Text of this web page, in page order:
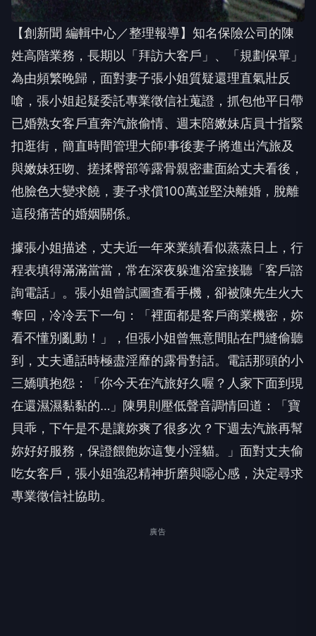
【創新聞 編輯中心／整理報導】知名保險公司的陳
姓高階業務，長期以「拜訪大客戶」、「規劃保單」
為由頻繁晚歸，面對妻子張小姐質疑還理直氣壯反
嗆，張小姐起疑委託專業徵信社蒐證，抓包他平日帶
已婚熟女客戶直奔汽旅偷情、週末陪嫩妹店員十指緊
扣逛街，簡直時間管理大師!事後妻子將進出汽旅及
與嫩妹狂吻、搓揉臀部等露骨親密畫面給丈夫看後，
他臉色大變求饒，妻子求償100萬並堅決離婚，脫離
這段痛苦的婚姻關係。
據張小姐描述，丈夫近一年來業績看似蒸蒸日上，行
程表填得滿滿當當，常在深夜躲進浴室接聽「客戶諮
詢電話」。張小姐曾試圖查看手機，卻被陳先生火大
奪回，冷冷丟下一句：「裡面都是客戶商業機密，妳
看不懂別亂動！」，但張小姐曾無意間貼在門縫偷聽
到，丈夫通話時極盡淫靡的露骨對話。電話那頭的小
三嬌嗔抱怨：「你今天在汽旅好久喔？人家下面到現
在還濕濕黏黏的…」陳男則壓低聲音調情回道：「寶
貝乖，下午是不是讓妳爽了很多次？下週去汽旅再幫
妳好好服務，保證餵飽妳這隻小淫貓。」面對丈夫偷
吃女客戶，張小姐強忍精神折磨與噁心感，決定尋求
專業徵信社協助。
廣告